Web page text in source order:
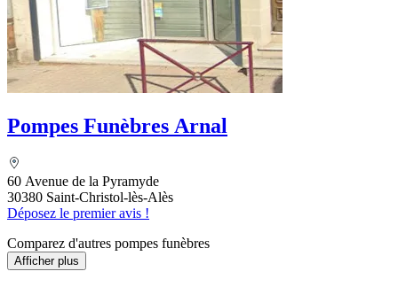
Pompes Funèbres Arnal
60 Avenue de la Pyramyde
30380 Saint-Christol-lès-Alès
Déposez le premier avis !
Comparez d'autres pompes funèbres
Afficher plus